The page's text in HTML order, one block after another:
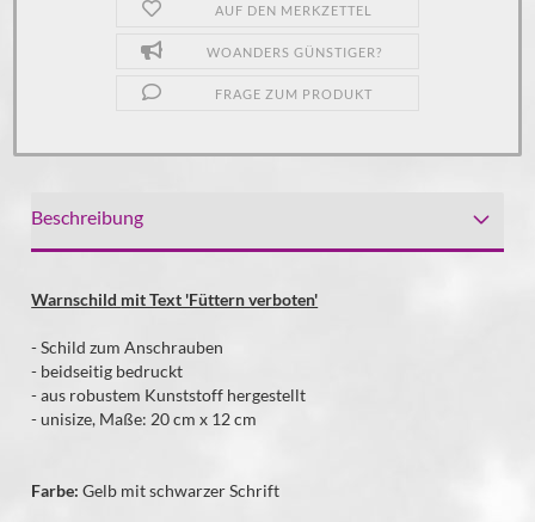
AUF DEN MERKZETTEL
WOANDERS GÜNSTIGER?
FRAGE ZUM PRODUKT
Beschreibung
Warnschild mit Text 'Füttern verboten'
- Schild zum Anschrauben
- beidseitig bedruckt
- aus robustem Kunststoff hergestellt
- unisize, Maße: 20 cm x 12 cm
Farbe: Gelb mit schwarzer Schrift